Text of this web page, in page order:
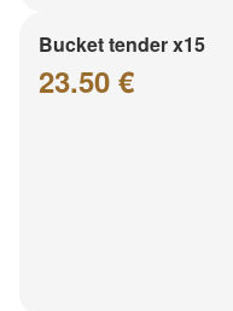
Bucket tender x15
23.50 €